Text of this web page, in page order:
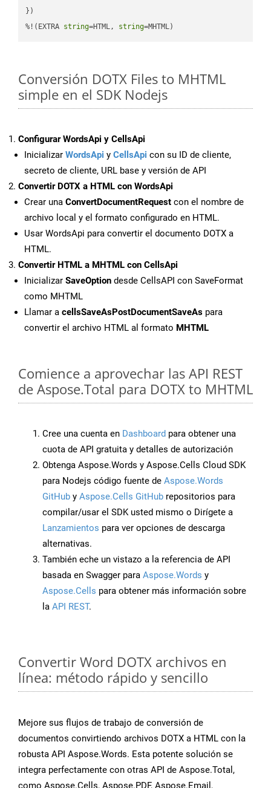
})
%!(EXTRA string=HTML, string=MHTML)
Conversión DOTX Files to MHTML
simple en el SDK Nodejs
Configurar WordsApi y CellsApi
Inicializar WordsApi y CellsApi con su ID de cliente,
secreto de cliente, URL base y versión de API
Convertir DOTX a HTML con WordsApi
Crear una ConvertDocumentRequest con el nombre de
archivo local y el formato configurado en HTML.
Usar WordsApi para convertir el documento DOTX a
HTML.
Convertir HTML a MHTML con CellsApi
Inicializar SaveOption desde CellsAPI con SaveFormat
como MHTML
Llamar a cellsSaveAsPostDocumentSaveAs para
convertir el archivo HTML al formato MHTML
Comience a aprovechar las API REST
de Aspose.Total para DOTX to MHTML
Cree una cuenta en Dashboard para obtener una
cuota de API gratuita y detalles de autorización
Obtenga Aspose.Words y Aspose.Cells Cloud SDK
para Nodejs código fuente de Aspose.Words
GitHub y Aspose.Cells GitHub repositorios para
compilar/usar el SDK usted mismo o Dirígete a
Lanzamientos para ver opciones de descarga
alternativas.
También eche un vistazo a la referencia de API
basada en Swagger para Aspose.Words y
Aspose.Cells para obtener más información sobre
la API REST.
Convertir Word DOTX archivos en
línea: método rápido y sencillo
Mejore sus flujos de trabajo de conversión de
documentos convirtiendo archivos DOTX a HTML con la
robusta API Aspose.Words. Esta potente solución se
integra perfectamente con otras API de Aspose.Total,
como Aspose.Cells, Aspose.PDF, Aspose.Email,